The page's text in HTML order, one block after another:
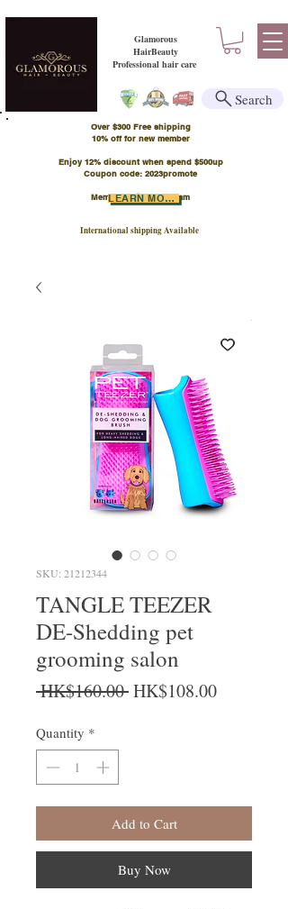
Glamorous
HairBeauty
Professional hair care
Over $300 Free shipping
​10% off for new member
Enjoy 12% discount when spend $500up
Coupon code: 2023promote
Member Points Program
International shipping Available
LEARN MORE
Search
SKU: 21212344
TANGLE TEEZER
DE-Shedding pet
grooming salon
HK$160.00 Regular Price
HK$108.00Sale Price
Quantity *
Add to Cart
Buy Now